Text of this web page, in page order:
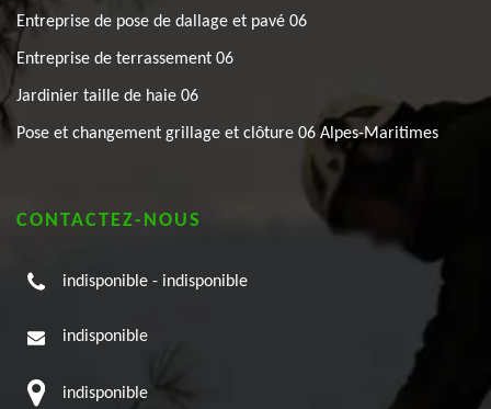
Entreprise de pose de dallage et pavé 06
Entreprise de terrassement 06
Jardinier taille de haie 06
Pose et changement grillage et clôture 06 Alpes-Maritimes
CONTACTEZ-NOUS
indisponible - indisponible
indisponible
indisponible